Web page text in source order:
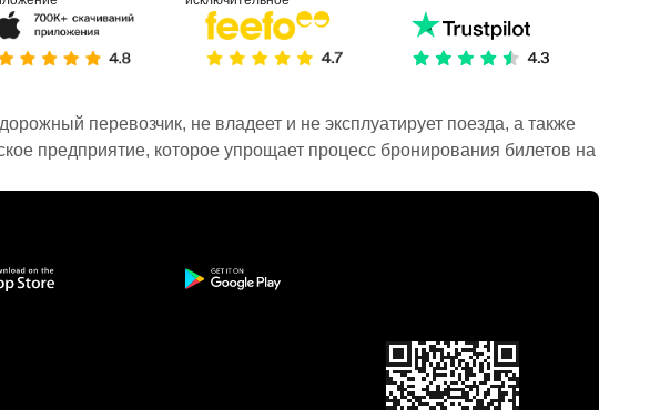
перевозчик, не владеет и не эксплуатирует поезда, а также
предприятие, которое упрощает процесс бронирования билетов на